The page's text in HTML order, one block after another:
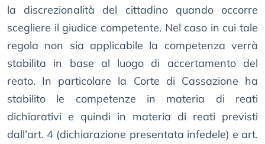
la discrezionalità del cittadino quando occorre
scegliere il giudice competente. Nel caso in cui tale
regola non sia applicabile la competenza verrà
stabilita in base al luogo di accertamento del
reato. In particolare la Corte di Cassazione ha
stabilito le competenze in materia di reati
dichiarativi e quindi in materia di reati previsti
dall’art. 4 (dichiarazione presentata infedele) e art.